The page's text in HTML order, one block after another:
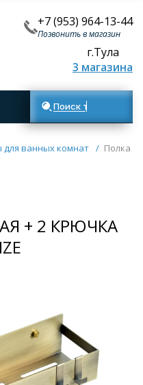
+7 (953) 964-13-44
Позвонить в магазин
г.Тула
3 магазина
Поиск товаров
для ванных комнат / Полка
+ 2 КРЮЧКА